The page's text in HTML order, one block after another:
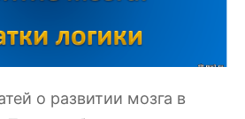
о развитии мозга в